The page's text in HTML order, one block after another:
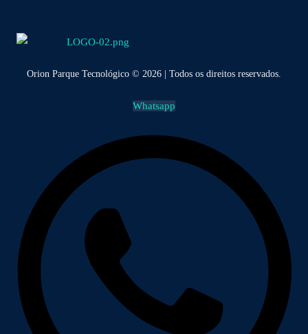
Orion Parque Tecnológico © 2026 | Todos os direitos reservados.
Whatsapp